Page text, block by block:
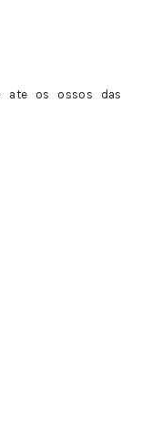
ate os ossos das